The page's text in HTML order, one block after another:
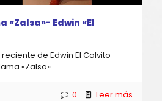
«Zalsa»- Edwin «El
de Edwin El Calvito
«Zalsa».
0 Leer más